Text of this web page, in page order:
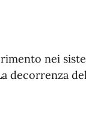
nei
decorrenza